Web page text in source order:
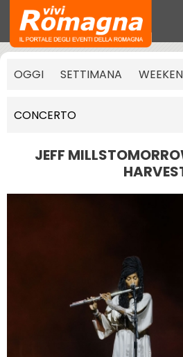
OGGI SETTIMANA
CONCERTO
JEFF